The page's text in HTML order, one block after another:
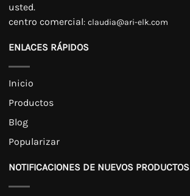
usted.
centro comercial: claudia@ari-elk.com
ENLACES RÁPIDOS
Inicio
Productos
Blog
Popularizar
NOTIFICACIONES DE NUEVOS PRODUCTOS